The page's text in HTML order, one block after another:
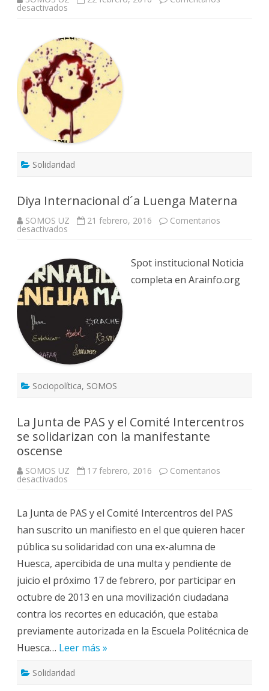
desactivados
más
Solidaridad
Diya Internacional d´a Luenga Materna
SOMOS UZ 21 febrero, 2016 Comentarios
desactivados
´a
Luenga
Materna
Spot institucional Noticia
completa en Arainfo.org
Sociopolítica, SOMOS
La Junta de PAS y el Comité Intercentros
se solidarizan con la manifestante
oscense
SOMOS UZ 17 febrero, 2016 Comentarios
desactivados
PAS
y
el
Comité
Intercentros
se
solidarizan
con
la
manifestante
oscense
La Junta de PAS y el Comité Intercentros del PAS
han suscrito un manifiesto en el que quieren hacer
pública su solidaridad con una ex-alumna de
Huesca, apercibida de una multa y pendiente de
juicio el próximo 17 de febrero, por participar en
octubre de 2013 en una movilización ciudadana
contra los recortes en educación, que estaba
previamente autorizada en la Escuela Politécnica de
Huesca… Leer más »
Solidaridad